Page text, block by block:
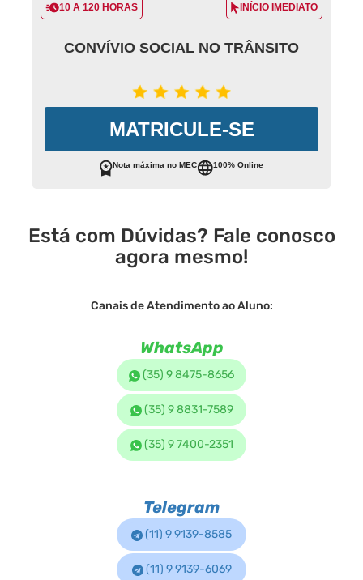
10 A 120 HORAS INÍCIO IMEDIATO
CONVÍVIO SOCIAL NO TRÂNSITO
MATRICULE-SE
Nota máxima no MEC 100% Online
Está com Dúvidas? Fale conosco
agora mesmo!
Canais de Atendimento ao Aluno:
WhatsApp
(35) 9 8475-8656
(35) 9 8831-7589
(35) 9 7400-2351
Telegram
(11) 9 9139-8585
(11) 9 9139-6069